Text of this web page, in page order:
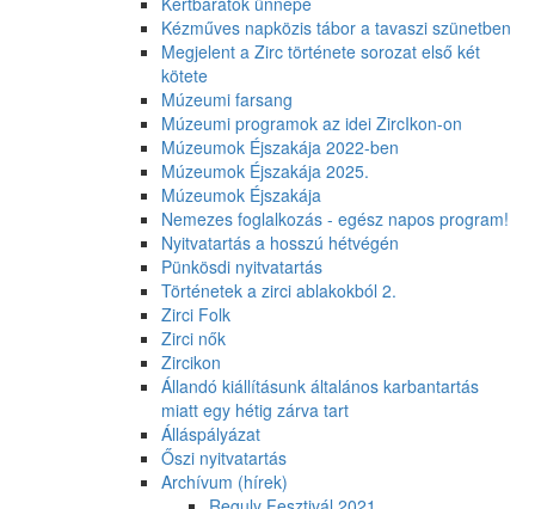
Kézműves napközis tábor a tavaszi szünetben
Megjelent a Zirc története sorozat első két
kötete
Múzeumi farsang
Múzeumi programok az idei ZircIkon-on
Múzeumok Éjszakája 2022-ben
Múzeumok Éjszakája 2025.
Múzeumok Éjszakája
Nemezes foglalkozás - egész napos program!
Nyitvatartás a hosszú hétvégén
Pünkösdi nyitvatartás
Történetek a zirci ablakokból 2.
Zirci Folk
Zirci nők
Zircikon
Állandó kiállításunk általános karbantartás
miatt egy hétig zárva tart
Álláspályázat
Őszi nyitvatartás
Archívum (hírek)